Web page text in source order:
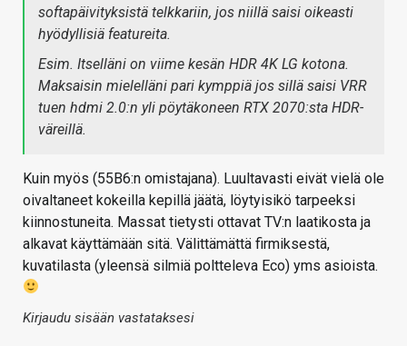
softapäivityksistä telkkariin, jos niillä saisi oikeasti
hyödyllisiä featureita.
Esim. Itselläni on viime kesän HDR 4K LG kotona.
Maksaisin mielelläni pari kymppiä jos sillä saisi VRR
tuen hdmi 2.0:n yli pöytäkoneen RTX 2070:sta HDR-
väreillä.
Kuin myös (55B6:n omistajana). Luultavasti eivät vielä ole
oivaltaneet kokeilla kepillä jäätä, löytyisikö tarpeeksi
kiinnostuneita. Massat tietysti ottavat TV:n laatikosta ja
alkavat käyttämään sitä. Välittämättä firmiksestä,
kuvatilasta (yleensä silmiä poltteleva Eco) yms asioista.
Kirjaudu sisään vastataksesi